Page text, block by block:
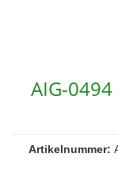
AIG-
Artikelnummer: